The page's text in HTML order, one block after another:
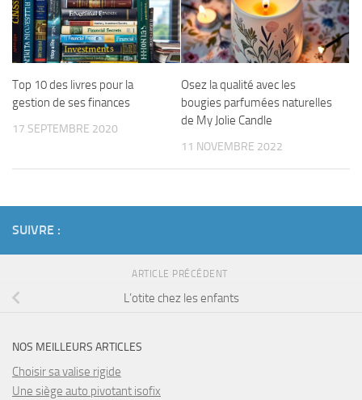
Top 10 des livres pour la
gestion de ses finances
17 SEPTEMBRE 2020
Osez la qualité avec les
bougies parfumées naturelles
de My Jolie Candle
11 NOVEMBRE 2022
SUIVRE :
ARTICLE PRÉCÉDENT
L’otite chez les enfants
NOS MEILLEURS ARTICLES
Choisir sa valise rigide
Une siège auto pivotant isofix